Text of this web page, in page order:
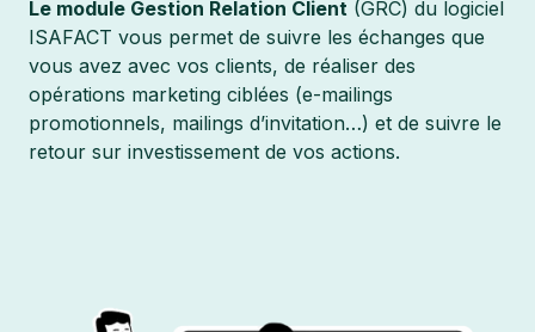
Le module Gestion Relation Client (GRC) du logiciel
ISAFACT vous permet de suivre les échanges que
vous avez avec vos clients, de réaliser des
opérations marketing ciblées (e-mailings
promotionnels, mailings d’invitation…) et de suivre le
retour sur investissement de vos actions.